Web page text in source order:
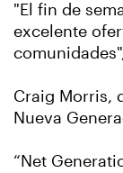
"El fin de
excelente
Craig Morris,
Nueva
“Net